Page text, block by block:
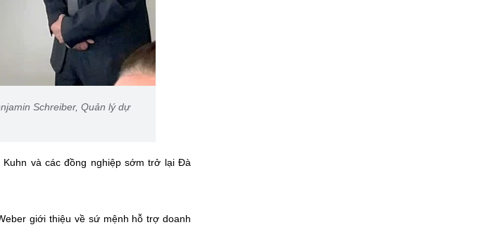
Schreiber, Quản lý dự
và các đồng nghiệp sớm trở lại Đà
giới thiệu về sứ mệnh hỗ trợ doanh